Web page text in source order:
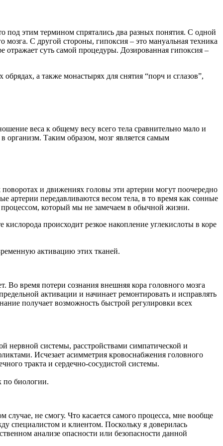
под этим термином спрятались два разных понятия. С одной
мозга. С другой стороны, гипоксия – это мануальная техника
отражает суть самой процедуры. Дозированная гипоксия –
а также монастырях для снятия “порч и сглазов”,
веса к общему весу всего тела сравнительно мало и
организм. Таким образом, мозг является самым
и движениях головы эти артерии могут поочередно
артерии передавливаются весом тела, в то время как сонные
который мы не замечаем в обычной жизни.
происходит резкое накопление углекислоты в коре
активацию этих тканей.
Во время потери сознания внешняя кора головного мозга
активации и начинает ремонтировать и исправлять
получает возможность быстрой регулировки всех
нервной системы, расстройствами симпатической и
Исчезает асимметрия кровоснабжения головного
тракта и сердечно-сосудистой системы.
по биологии.
не смогу. Что касается самого процесса, мне вообще
специалистом и клиентом. Поскольку я доверилась
анализе опасности или безопасности данной